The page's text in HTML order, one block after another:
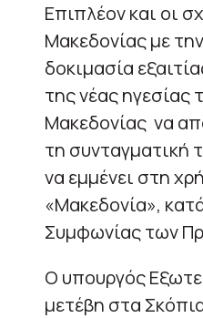
Επιπλέον και οι
Μακεδονίας με
δοκιμασία
της νέας ηγεσίας
Μακεδονίας να
τη συνταγματική
να εμμένει στη
«Μακεδονία»,
Συμφωνίας των
Ο υπουργός
μετέβη στα